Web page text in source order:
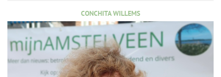
CONCHITA WILLEMS